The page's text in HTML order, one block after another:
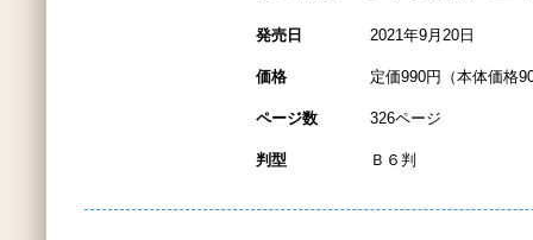
発売日 2021年9月20日
価格 定価990円（本体価格
ページ数 326ページ
判型 Ｂ６判